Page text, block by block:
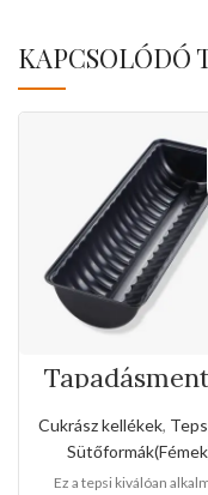
KAPCSOLÓDÓ
méret)
Cukrász kellékek,
Ez a tepsi kiválóan